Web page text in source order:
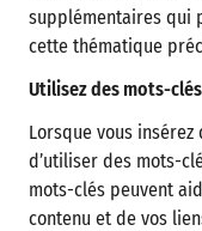
supplémentaires qui
cette thématique
Utilisez des mots-
Lorsque vous
d’utiliser des mots-
mots-clés peuvent
contenu et de vos